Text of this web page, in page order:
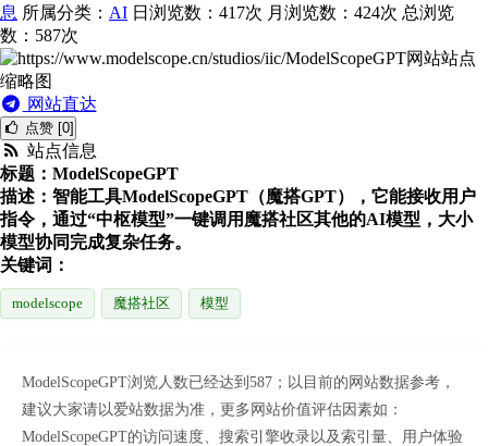
息 所属分类： AI 日浏览数：417次 月浏览数：424次 总浏览
数：587次
网站直达
点赞 [0]
站点信息
标题：ModelScopeGPT
描述：智能工具ModelScopeGPT（魔搭GPT），它能接收用户
指令，通过“中枢模型”一键调用魔搭社区其他的AI模型，大小
模型协同完成复杂任务。
关键词：
modelscope 魔搭社区 模型
ModelScopeGPT浏览人数已经达到587；以目前的网站数据参考，
建议大家请以爱站数据为准，更多网站价值评估因素如：
ModelScopeGPT的访问速度、搜索引擎收录以及索引量、用户体验